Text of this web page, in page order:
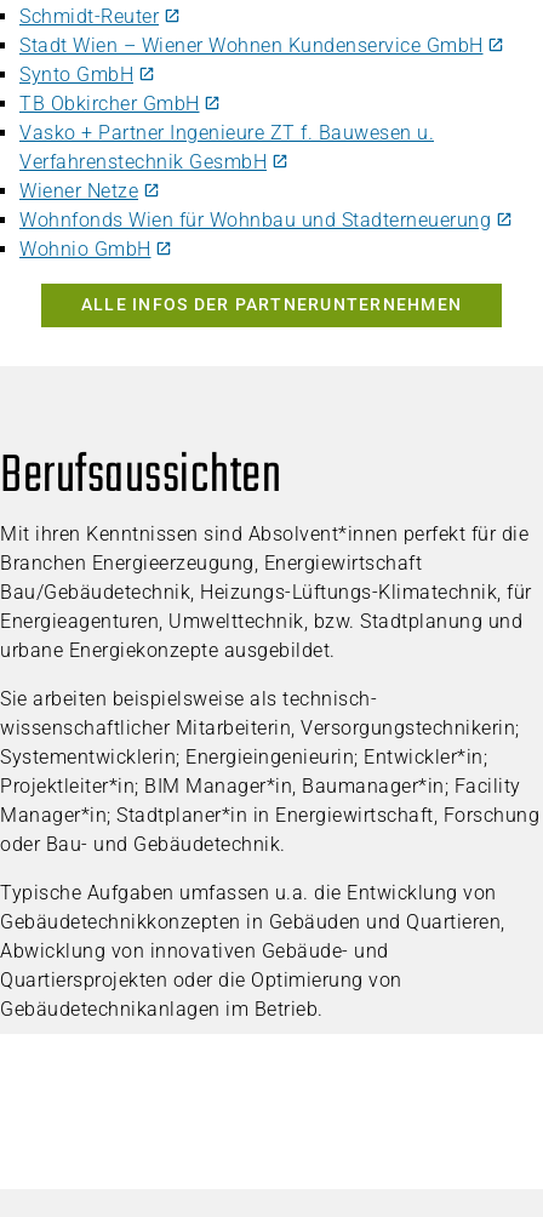
Schmidt-Reuter
Stadt Wien – Wiener Wohnen Kundenservice GmbH
Synto GmbH
TB Obkircher GmbH
Vasko + Partner Ingenieure ZT f. Bauwesen u.
Verfahrenstechnik GesmbH
Wiener Netze
Wohnfonds Wien für Wohnbau und Stadterneuerung
Wohnio GmbH
ALLE INFOS DER PARTNERUNTERNEHMEN
Berufsaussichten
Mit ihren Kenntnissen sind Absolvent*innen perfekt für die
Branchen Energieerzeugung, Energiewirtschaft
Bau/Gebäudetechnik, Heizungs-Lüftungs-Klimatechnik, für
Energieagenturen, Umwelttechnik, bzw. Stadtplanung und
urbane Energiekonzepte ausgebildet.
Sie arbeiten beispielsweise als technisch-
wissenschaftlicher Mitarbeiterin, Versorgungstechnikerin;
Systementwicklerin; Energieingenieurin; Entwickler*in;
Projektleiter*in; BIM Manager*in, Baumanager*in; Facility
Manager*in; Stadtplaner*in in Energiewirtschaft, Forschung
oder Bau- und Gebäudetechnik.
Typische Aufgaben umfassen u.a. die Entwicklung von
Gebäudetechnikkonzepten in Gebäuden und Quartieren,
Abwicklung von innovativen Gebäude- und
Quartiersprojekten oder die Optimierung von
Gebäudetechnikanlagen im Betrieb.